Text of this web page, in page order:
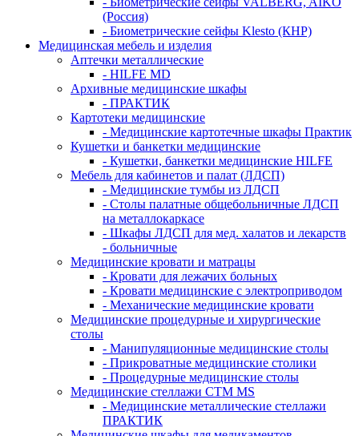
(Россия)
- Биометрические сейфы Klesto (КНР)
Медицинская мебель и изделия
Аптечки металлические
- HILFE MD
Архивные медицинские шкафы
- ПРАКТИК
Картотеки медицинские
- Медицинские картотечные шкафы Практик
Кушетки и банкетки медицинские
- Кушетки, банкетки медицинские HILFE
Мебель для кабинетов и палат (ЛДСП)
- Медицинские тумбы из ЛДСП
- Столы палатные общебольничные ЛДСП
на металлокаркасе
- Шкафы ЛДСП для мед. халатов и лекарств
- больничные
Медицинские кровати и матрацы
- Кровати для лежачих больных
- Кровати медицинские с электроприводом
- Механические медицинские кровати
Медицинские процедурные и хирургические
столы
- Манипуляционные медицинские столы
- Прикроватные медицинские столики
- Процедурные медицинские столы
Медицинские стеллажи CTM MS
- Медицинские металлические стеллажи
ПРАКТИК